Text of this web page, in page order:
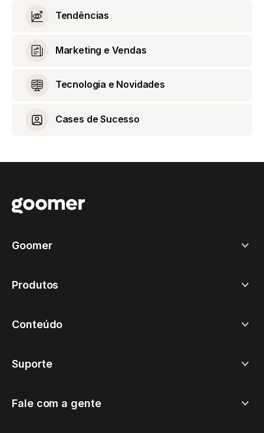
Tendências
Marketing e Vendas
Tecnologia e Novidades
Cases de Sucesso
Goomer
Produtos
Conteúdo
Suporte
Fale com a gente